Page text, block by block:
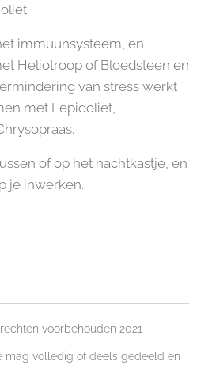
immuunsysteem, en
Heliotroop of Bloedsteen en
van stress werkt
met Lepidoliet,
of op het nachtkastje, en
je inwerken.
voorbehouden 2021
mag volledig of deels gedeeld en